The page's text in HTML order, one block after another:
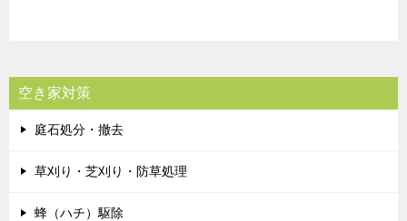
空き家対策
庭石処分・撤去
草刈り・芝刈り・防草処理
蜂（ハチ）駆除